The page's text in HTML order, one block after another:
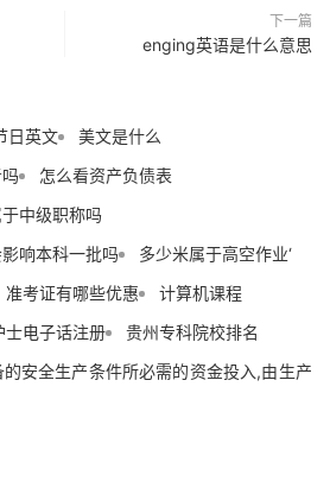
下一篇
enging英语是什么意思
日英文
美文是什么
怎么看资产负债表
中级职称吗
响本科一批吗
多少米属于高空作业‘
准考证有哪些优惠
计算机课程
士电子话注册
贵州专科院校排名
安全生产条件所必需的资金投入,由生产